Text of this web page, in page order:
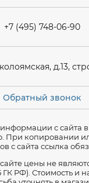
+7 (495) 748-06-90
д.13,
Обратный звонок
с сайта
При копировании
с сайта ссылка
цены не
ГК РФ). Стоимость и